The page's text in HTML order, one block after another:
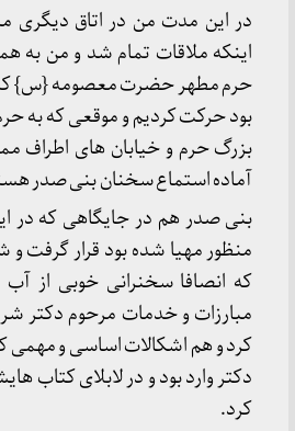
در اين مدت من در اتاق دیگری
اینکه ملاقات تمام شد و من به
حرم مطهر حضرت معصومه {س} که
بود حرکت کردیم و موقعی که به
بزرگ حرم و خیابان های اطراف
آماده استماع سخنان بنی صدر
بنی صدر هم در جایگاهی که در
منظور مهیا شده بود قرار گرفت
که انصافا سخنرانی خوبی از
مبارزات و خدمات مرحوم دکتر
کرد و هم اشکالات اساسی و مهمی
دکتر وارد بود و در لابلای
کرد.